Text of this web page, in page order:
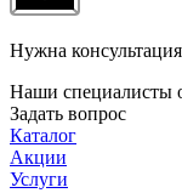
Нужна
Наши специалисты
Задать вопрос
Каталог
Акции
Услуги